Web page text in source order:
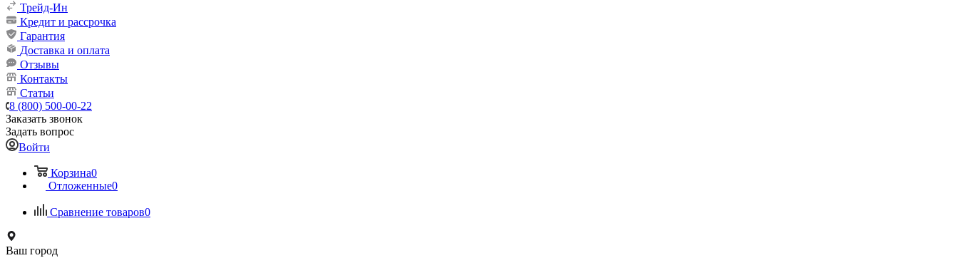
Трейд-Ин
Кредит и рассрочка
Гарантия
Доставка и оплата
Отзывы
Контакты
Статьи
8 (800) 500-00-22
Заказать звонок
Задать вопрос
Войти
Корзина0
Отложенные0
Сравнение товаров0
Ваш город